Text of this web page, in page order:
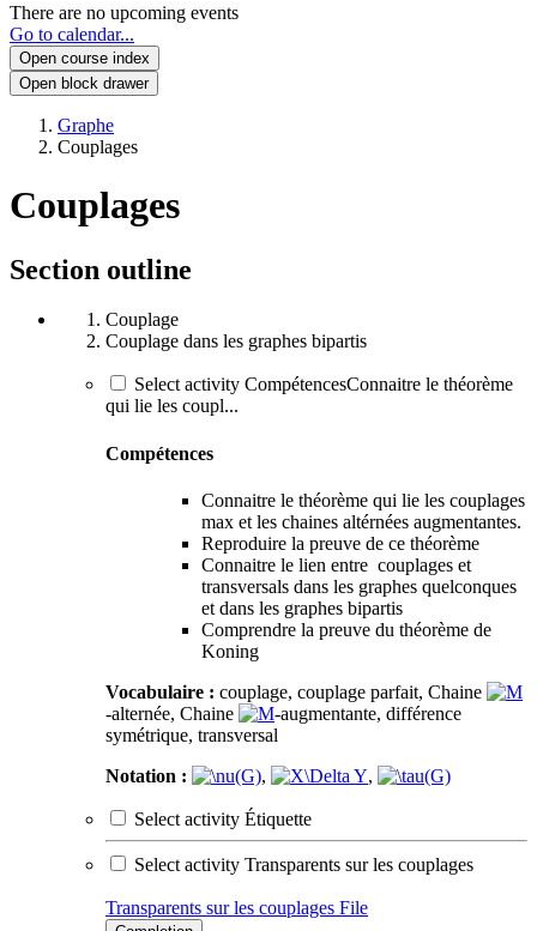
There are no upcoming events
Go to calendar...
Open course index
Open block drawer
Graphe
Couplages
Couplages
Section outline
Couplage
Couplage dans les graphes bipartis
Select activity CompétencesConnaitre le théorème
qui lie les coupl...
Compétences
Connaitre le théorème qui lie les couplages
max et les chaines altérnées augmentantes.
Reproduire la preuve de ce théorème
Connaitre le lien entre couplages et
transversals dans les graphes quelconques
et dans les graphes bipartis
Comprendre la preuve du théorème de
Koning
Vocabulaire : couplage, couplage parfait, Chaine
-alternée, Chaine
-augmentante, différence
symétrique, transversal
Notation :
, ,
Select activity Étiquette
Select activity Transparents sur les couplages
Transparents sur les couplages File